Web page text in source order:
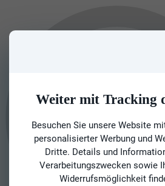
Weiter mit Tracking
Besuchen Sie unsere Website
personalisierter Werbung und
Dritte. Details und
Verarbeitungszwecken sowie
Widerrufsmöglichkeit